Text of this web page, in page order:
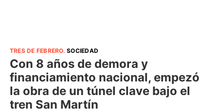
TRES DE FEBRERO.SOCIEDAD
Con 8 años de demora y
financiamiento nacional, empezó
la obra de un túnel clave bajo el
tren San Martín